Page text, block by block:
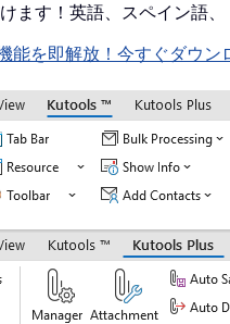
ます！英語、スペイン語
を即解放！今すぐダウン